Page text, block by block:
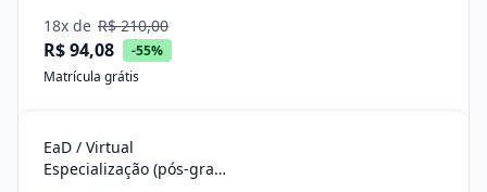
18x de R$ 210,00
R$ 94,08
-55%
Matrícula grátis
EaD / Virtual
Especialização (pós-graduação)